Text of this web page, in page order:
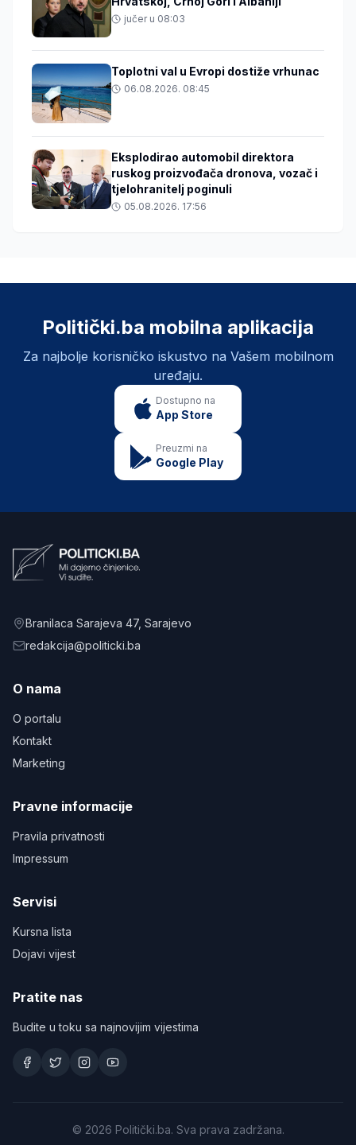
jučer u 08:03
Toplotni val u Evropi dostiže vrhunac
06.08.2026. 08:45
Eksplodirao automobil direktora
ruskog proizvođača dronova, vozač i
tjelohranitelj poginuli
05.08.2026. 17:56
Politički.ba mobilna aplikacija
Za najbolje korisničko iskustvo na Vašem mobilnom
uređaju.
Dostupno na
App Store
Preuzmi na
Google Play
Branilaca Sarajeva 47, Sarajevo
redakcija@politicki.ba
O nama
O portalu
Kontakt
Marketing
Pravne informacije
Pravila privatnosti
Impressum
Servisi
Kursna lista
Dojavi vijest
Pratite nas
Budite u toku sa najnovijim vijestima
© 2026 Politički.ba. Sva prava zadržana.